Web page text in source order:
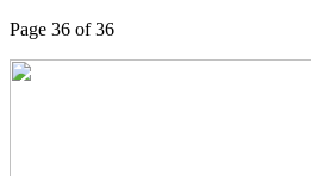
Page 36 of 36